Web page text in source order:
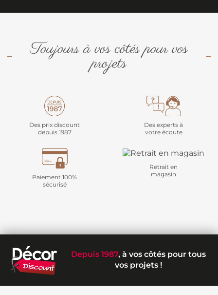
Toujours à vos côtés pour vos
projets
Des prix discount
depuis 1987
Des experts à
votre écoute
Paiement 100%
sécurisé
Retrait en
magasin
Depuis 1987, à vos côtés pour tous
vos projets !